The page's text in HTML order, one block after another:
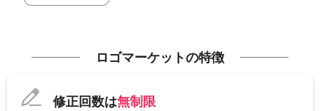
ロゴマーケットの特徴
修正回数は無制限